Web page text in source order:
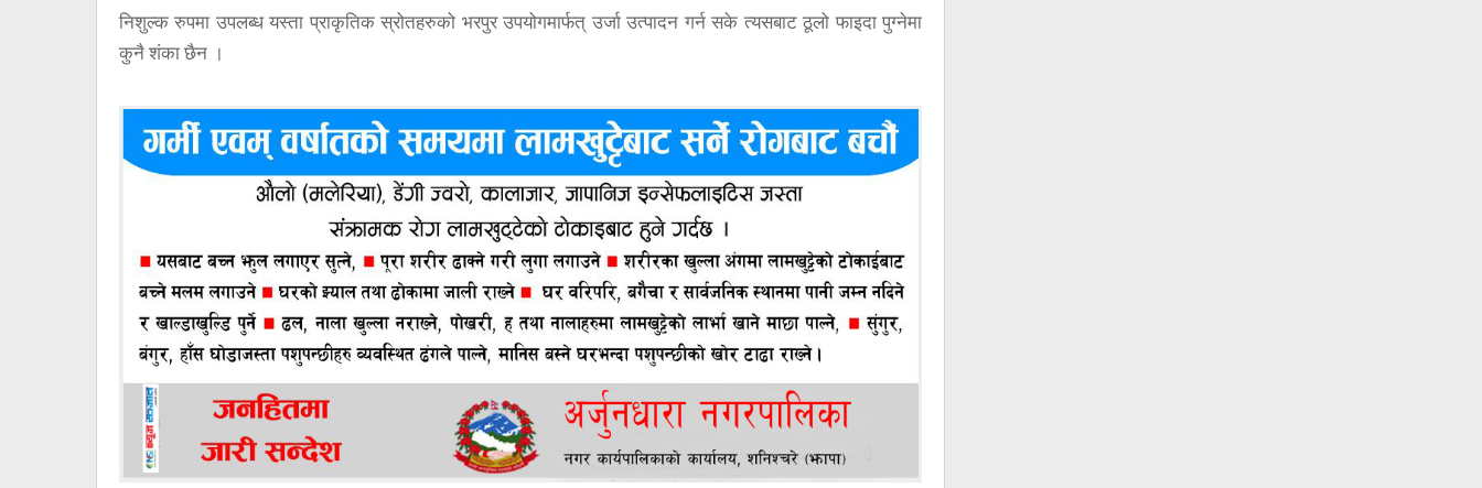
निशुल्क रुपमा उपलब्ध यस्ता प्राकृतिक स्रोतहरुको भरपुर उपयोगमार्फत् उर्जा उत्पादन गर्न सके त्यसबाट ठूलो फाइदा पुग्नेमा
कुनै शंका छैन ।